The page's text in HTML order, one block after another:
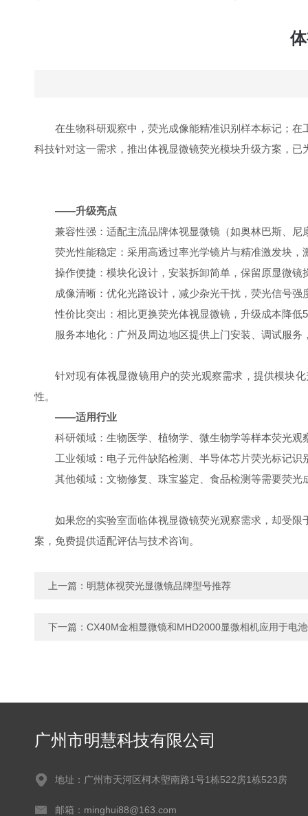
在生物科研观察中，荧光成像能精准识别样本标记；
科技针对这一需求，推出体视显微镜荧光模块升级方案，
——升级亮点
兼容性强：适配主流品牌体视显微镜（如奥林巴斯、
荧光性能稳定：采用高透过率光学镜片与精准激发块
操作便捷：模块化设计，安装拆卸简单，保留原显微
成像清晰：优化光路设计，减少杂光干扰，荧光信号
性价比突出：相比更换荧光体视显微镜，升级成本降
服务本地化：广州及周边地区提供上门安装、调试服务
针对现有体视显微镜用户的荧光观察需求，提供模块
性。
——适用行业
科研领域：生物医学、植物学、微生物学等样本荧光观
工业领域：电子元件缺陷检测、半导体芯片荧光标记识
其他领域：文物修复、珠宝鉴定、食品检测等需要荧光
如果您的实验室面临体视显微镜荧光观察需求，却受
案，免费提供适配评估与技术咨询。
上一篇： 明慧体视荧光显微镜品牌型号推荐
下一篇： CX40M金相显微镜和MHD2000显微相机应用于电
广州市明慧科技有限公司
地址：广州市天河区柯木塱南路1号1栋522房1栋523房
邮箱：minghui88@163.com